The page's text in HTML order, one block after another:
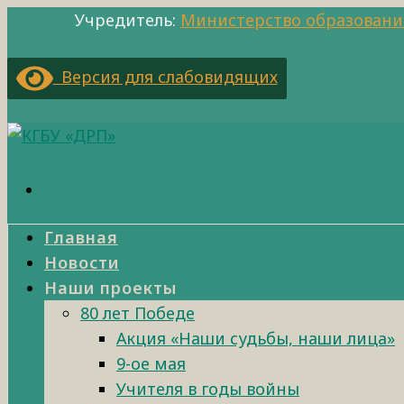
Учредитель: Министерство
Версия для слабовидящих
Главная
Новости
Наши проекты
80 лет Победе
Акция «Наши судьбы, наши лица»
9-ое мая
Учителя в годы войны